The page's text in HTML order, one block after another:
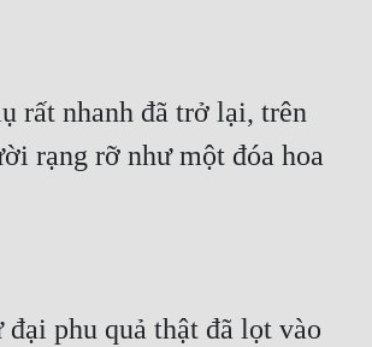
rất nhanh đã trở lại, trên
rạng rỡ như một đóa hoa
đại phu quả thật đã lọt vào